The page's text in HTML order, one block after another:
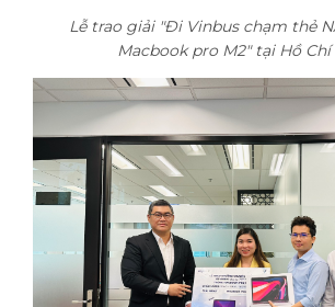
Lễ trao giải "Đi Vinbus chạm thẻ
Macbook pro M2" tại Hồ